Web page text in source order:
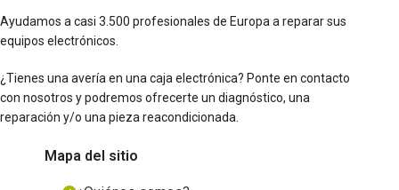
Ayudamos a casi 3.500 profesionales de Europa a reparar sus
equipos electrónicos.
¿Tienes una avería en una caja electrónica? Ponte en contacto
con nosotros y podremos ofrecerte un diagnóstico, una
reparación y/o una pieza reacondicionada.
Mapa del sitio